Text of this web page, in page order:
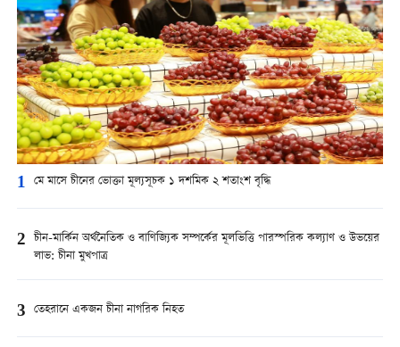
1 মে মাসে চীনের ভোক্তা মূল্যসূচক ১ দশমিক ২ শতাংশ বৃদ্ধি
2 চীন-মার্কিন অর্থনৈতিক ও বাণিজ্যিক সম্পর্কের মূলভিত্তি পারস্পরিক কল্যাণ ও উভয়ের
লাভ: চীনা মুখপাত্র
3 তেহরানে একজন চীনা নাগরিক নিহত